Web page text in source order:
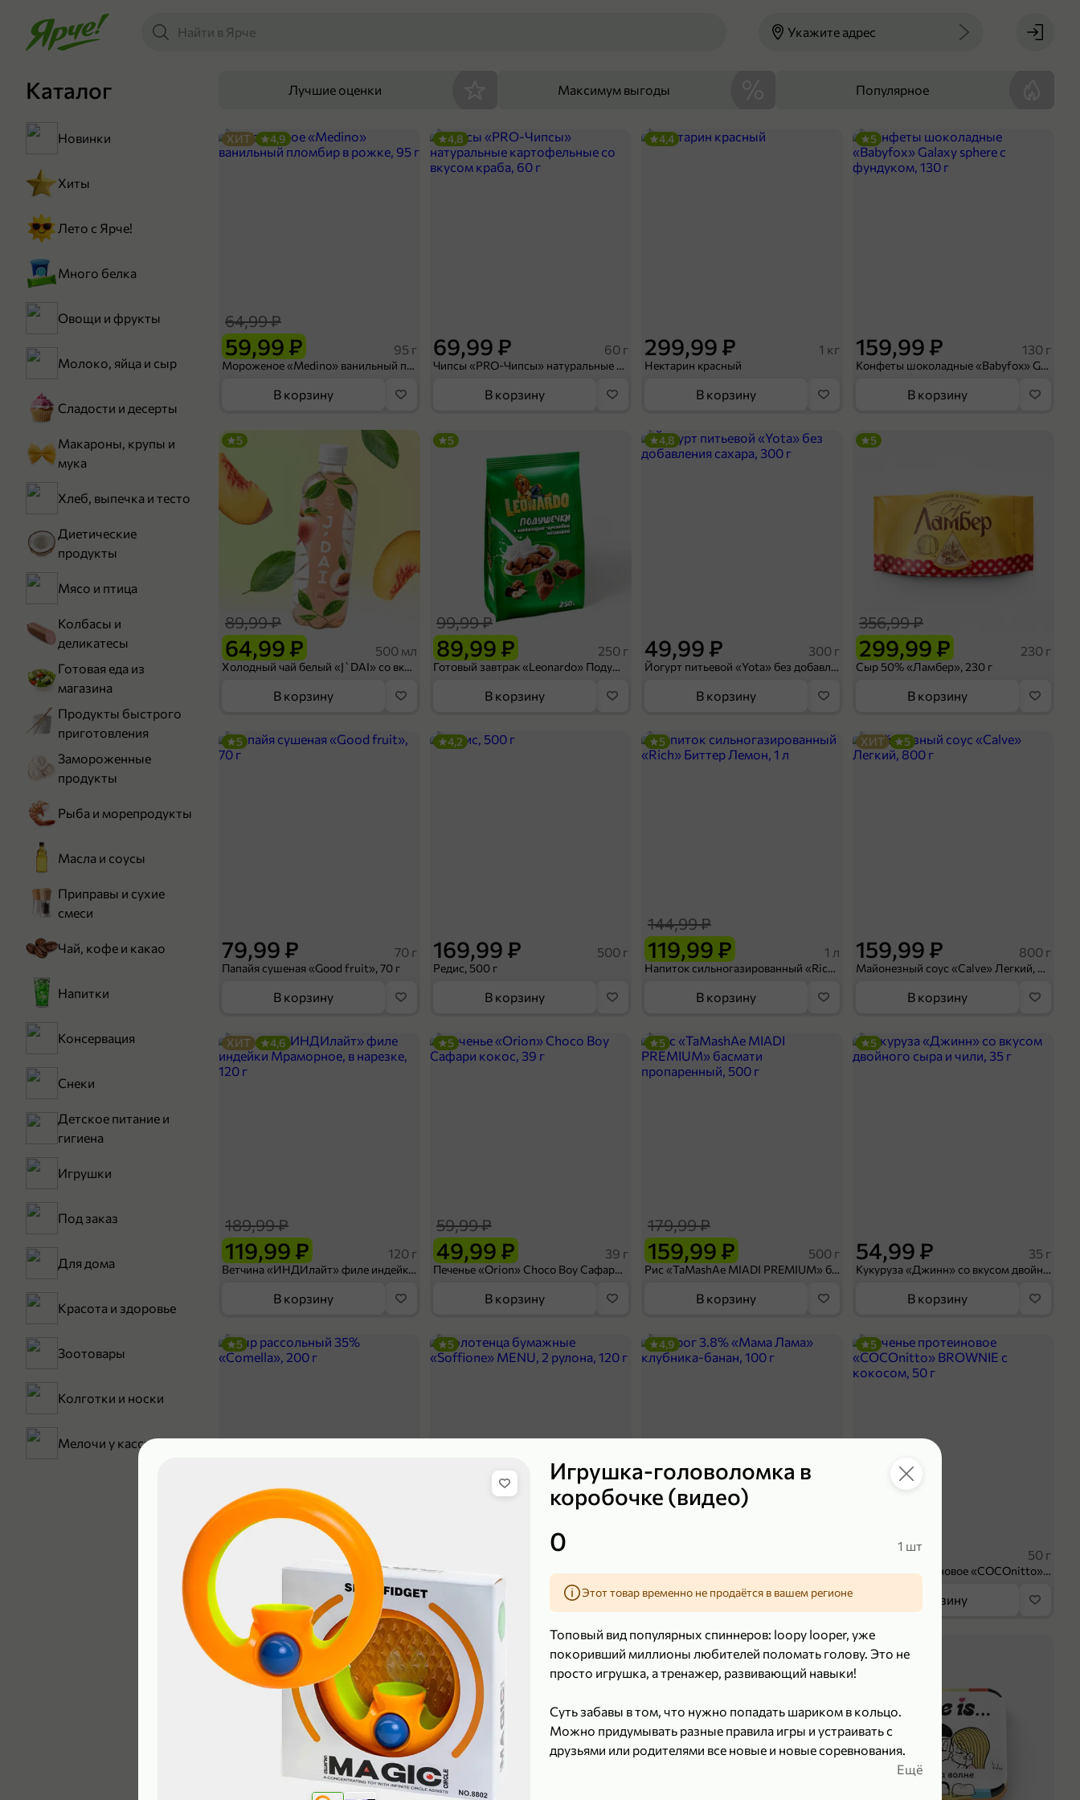
Игрушка-головоломка в
коробочке (видео)
0 1 шт
Этот товар временно не продаётся в вашем регионе
Топовый вид популярных спиннеров: loopy looper, уже
покоривший миллионы любителей поломать голову. Это не
просто игрушка, а тренажер, развивающий навыки!
Суть забавы в том, что нужно попадать шариком в кольцо.
Можно придумывать разные правила игры и устраивать c
друзьями или родителями все новые и новые соревнования.
Ещё
Укажите адрес
Каталог
Новинки
Хиты
Лето с Ярче!
Много белка
Овощи и фрукты
Молоко, яйца и сыр
Сладости и десерты
Макароны, крупы и
мука
Хлеб, выпечка и тесто
Диетические
продукты
Мясо и птица
Колбасы и
деликатесы
Готовая еда из
магазина
Продукты быстрого
приготовления
Замороженные
продукты
Рыба и морепродукты
Масла и соусы
Приправы и сухие
смеси
Чай, кофе и какао
Напитки
Консервация
Снеки
Детское питание и
гигиена
Игрушки
Под заказ
Для дома
Красота и здоровье
Зоотовары
Колготки и носки
Мелочи у кассы
Лучшие оценки Максимум выгоды Популярное
59,99 ₽
64,99 ₽
95 г
Мороженое «Medino» ванильный пломбир в рожке, 95 г
ХИТ 4,9
В корзину
69,99 ₽ 60 г
Чипсы «PRO-Чипсы» натуральные картофельные со вкусом краба, 60 г
4,8
В корзину
299,99 ₽ 1 кг
Нектарин красный
4,4
В корзину
159,99 ₽ 130 г
Конфеты шоколадные «Babyfox» Galaxy sphere с фундуком, 130 г
5
В корзину
64,99 ₽
89,99 ₽
500 мл
Холодный чай белый «J`DAI» со вкусом белого персика, 500 мл
5
В корзину
89,99 ₽
99,99 ₽
250 г
Готовый завтрак «Leonardo» Подушечки с шоколадно-ореховой начинкой, 250 г
5
В корзину
49,99 ₽ 300 г
Йогурт питьевой «Yota» без добавления сахара, 300 г
4,8
В корзину
299,99 ₽
356,99 ₽
230 г
Сыр 50% «Ламбер», 230 г
5
В корзину
79,99 ₽ 70 г
Папайя сушеная «Good fruit», 70 г
5
В корзину
169,99 ₽ 500 г
Редис, 500 г
4,2
В корзину
119,99 ₽
144,99 ₽
1 л
Напиток сильногазированный «Rich» Биттер Лемон, 1 л
5
В корзину
159,99 ₽ 800 г
Майонезный соус «Calve» Легкий, 800 г
ХИТ 5
В корзину
119,99 ₽
189,99 ₽
120 г
Ветчина «ИНДИлайт» филе индейки Мраморное, в нарезке, 120 г
ХИТ 4,6
В корзину
49,99 ₽
59,99 ₽
39 г
Печенье «Orion» Choco Boy Сафари кокос, 39 г
5
В корзину
159,99 ₽
179,99 ₽
500 г
Рис «TaMashAe MIADI PREMIUM» басмати пропаренный, 500 г
5
В корзину
54,99 ₽ 35 г
Кукуруза «Джинн» со вкусом двойного сыра и чили, 35 г
5
В корзину
129,99 ₽
199,99 ₽
Сыр рассольный 35% «Comella», 200 г
5
В корзину
Полотенца бумажные «Soffione» MENU, 2 рулона, 120 г
5
В корзину
Творог 3.8% «Мама Лама» клубника-банан, 100 г
4,9
В корзину
89,99 ₽ 50 г
Печенье протеиновое «COCOnitto» BROWNIE с кокосом, 50 г
5
В корзину
4,9 4,9